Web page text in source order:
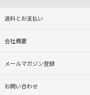
送料とお支払い
会社概要
メールマガジン登録
お問い合わせ